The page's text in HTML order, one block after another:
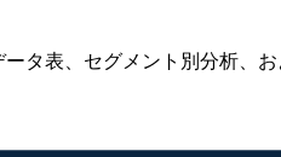
ータ表、セグメント別分析、